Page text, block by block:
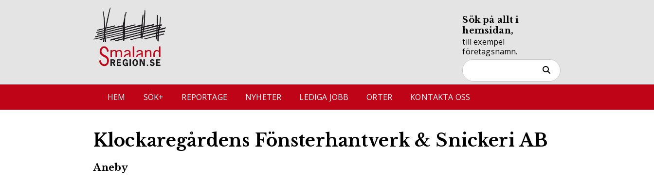
Sök på allt i
hemsidan,
till exempel
företagsnamn.
HEM SÖK+ REPORTAGE NYHETER LEDIGA JOBB ORTER KONTAKTA OSS
Klockaregårdens Fönsterhantverk & Snickeri AB
Aneby